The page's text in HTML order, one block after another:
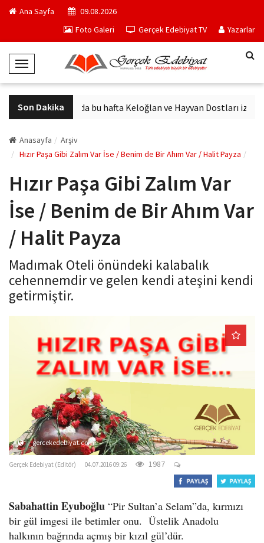
Ana Sayfa
09.08.2026
Foto Galeri
Gerçek Edebiyat TV Yazarlar
T
o
g
g
e
N
v
g
a
t
o
n
Son Dakika
Sinemalarda bu hafta Keloğlan ve Hayvan Dostları
Anasayfa
Arşiv
Hızır Paşa Gibi Zalım Var İse / Benim de Bir Ahım Var / Halit Payza
Hızır Paşa Gibi Zalım Var
İse / Benim de Bir Ahım Var
/ Halit Payza
Madımak Oteli önündeki kalabalık
cehennemdir ve gelen kendi ateşini kendi
getirmiştir.
gercekedebiyat.com
Gerçek Edebiyat (Editör) 04.07.2016 09:26 1987
Sabahattin Eyuboğlu “Pir Sultan’a Selam”da, kırmızı
bir gül imgesi ile betimler onu. Üstelik Anadolu
halkının bağrında açmış bir kızıl gül’dür.